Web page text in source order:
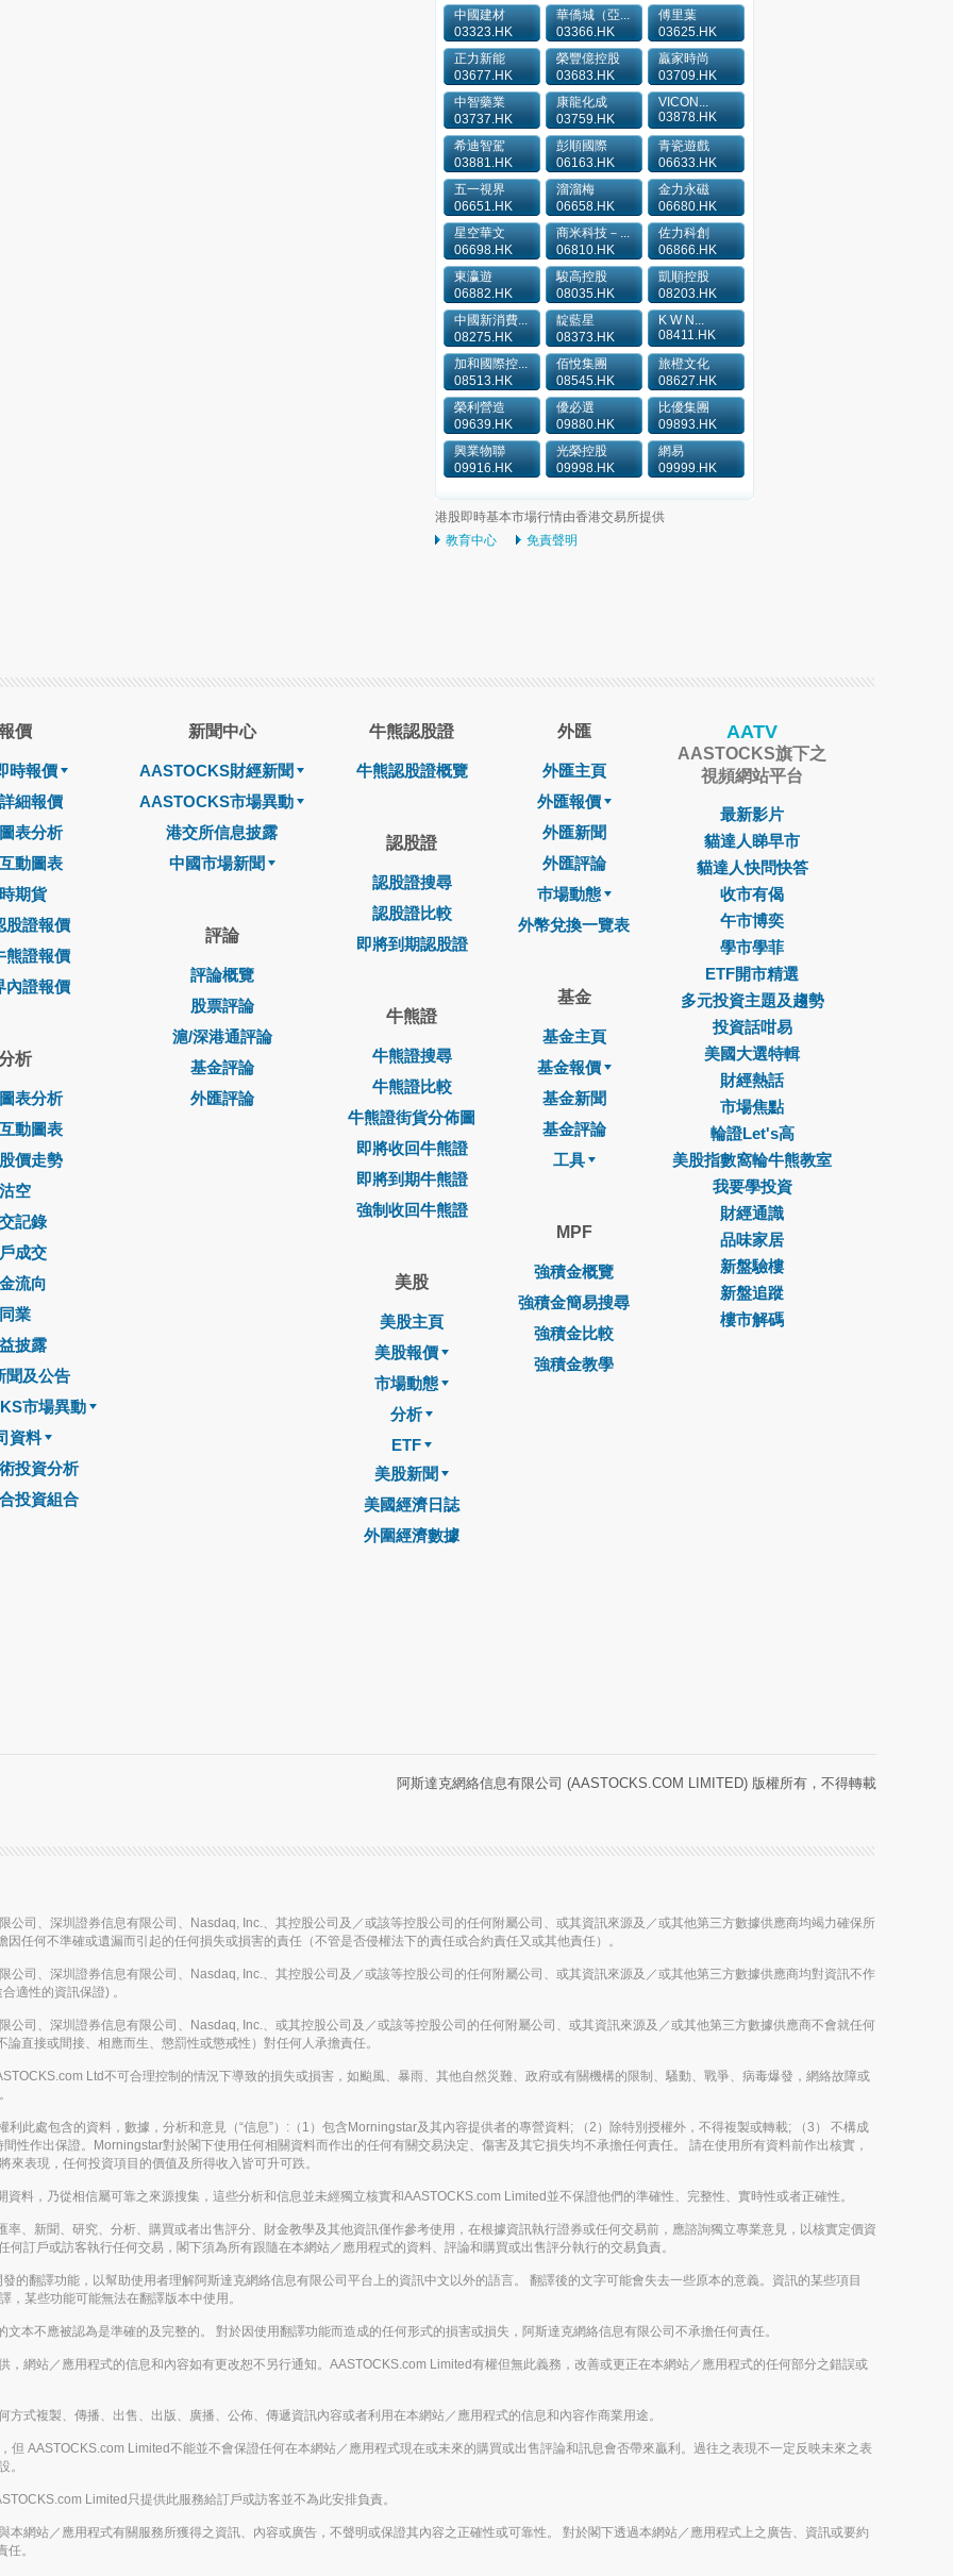
中國建材
03323.HK
華僑城（亞...
03366.HK
傅里葉
03625.HK
正力新能
03677.HK
榮豐億控股
03683.HK
贏家時尚
03709.HK
中智藥業
03737.HK
康龍化成
03759.HK
VICON...
03878.HK
希迪智駕
03881.HK
彭順國際
06163.HK
青瓷遊戲
06633.HK
五一視界
06651.HK
溜溜梅
06658.HK
金力永磁
06680.HK
星空華文
06698.HK
商米科技－...
06810.HK
佐力科創
06866.HK
東瀛遊
06882.HK
駿高控股
08035.HK
凱順控股
08203.HK
中國新消費...
08275.HK
靛藍星
08373.HK
K W N...
08411.HK
加和國際控...
08513.HK
佰悅集團
08545.HK
旅橙文化
08627.HK
榮利營造
09639.HK
優必選
09880.HK
比優集團
09893.HK
興業物聯
09916.HK
光榮控股
09998.HK
網易
09999.HK
港股即時基本市場行情由香港交易所提供
教育中心
免責聲明
價
時報價
細報價
表分析
動圖表
期貨
股證報價
熊證報價
內證報價
析
表分析
動圖表
價走勢
空
記錄
成交
流向
業
披露
聞及公告
市場異動
資料
投資分析
投資組合
新聞中心
AASTOCKS財經新聞
AASTOCKS市場異動
港交所信息披露
中國市場新聞
評論
評論概覽
股票評論
滬/深港通評論
基金評論
外匯評論
牛熊認股證
牛熊認股證概覽
認股證
認股證搜尋
認股證比較
即將到期認股證
牛熊證
牛熊證搜尋
牛熊證比較
牛熊證街貨分佈圖
即將收回牛熊證
即將到期牛熊證
強制收回牛熊證
美股
美股主頁
美股報價
市場動態
分析
ETF
美股新聞
美國經濟日誌
外圍經濟數據
外匯
外匯主頁
外匯報價
外匯新聞
外匯評論
巿場動態
外幣兌換一覽表
基金
基金主頁
基金報價
基金新聞
基金評論
工具
MPF
強積金概覽
強積金簡易搜尋
強積金比較
強積金教學
AATV
AASTOCKS旗下之
視頻網站平台
最新影片
貓達人睇早市
貓達人快問快答
收市有偈
午市博奕
學市學菲
ETF開市精選
多元投資主題及趨勢
投資話咁易
美國大選特輯
財經熱話
市場焦點
輪證Let's高
美股指數窩輪牛熊教室
我要學投資
財經通識
品味家居
新盤驗樓
新盤追蹤
樓市解碼
阿斯達克網絡信息有限公司 (AASTOCKS.COM LIMITED) 版權所有，不得轉載
司、深圳證券信息有限公司、Nasdaq, Inc.、其控股公司及／或該等控股公司的任何附屬公司、或其資訊來源及／或其他第三方數據供應商均竭力確保所
任何不準確或遺漏而引起的任何損失或損害的責任（不管是否侵權法下的責任或合約責任又或其他責任）。
司、深圳證券信息有限公司、Nasdaq, Inc.、其控股公司及／或該等控股公司的任何附屬公司、或其資訊來源及／或其他第三方數據供應商均對資訊不作
適性的資訊保證) 。
司、深圳證券信息有限公司、Nasdaq, Inc.、或其控股公司及／或該等控股公司的任何附屬公司、或其資訊來源及／或其他第三方數據供應商不會就任何
直接或間接、相應而生、懲罰性或懲戒性）對任何人承擔責任。
Ltd不可合理控制的情況下導致的損失或損害，如颱風、暴雨、其他自然災難、政府或有關機構的限制、騷動、戰爭、病毒爆發，網絡故障或
此處包含的資料，數據，分析和意見（“信息”）:（1）包含Morningstar及其內容提供者的專營資料; （2）除特別授權外，不得複製或轉載; （3） 不構成
性作出保證。Morningstar對於閣下使用任何相關資料而作出的任何有關交易決定、傷害及其它損失均不承擔任何責任。 請在使用所有資料前作出核實，
表現，任何投資項目的價值及所得收入皆可升可跌。
料，乃從相信屬可靠之來源搜集，這些分析和信息並未經獨立核實和AASTOCKS.com Limited並不保證他們的準確性、完整性、實時性或者正確性。
、新聞、研究、分析、購買或者出售評分、財金教學及其他資訊僅作參考使用，在根據資訊執行證券或任何交易前，應諮詢獨立專業意見，以核實定價資
訂戶或訪客執行任何交易，閣下須為所有跟隨在本網站／應用程式的資料、評論和購買或出售評分執行的交易負責。
的翻譯功能，以幫助使用者理解阿斯達克網絡信息有限公司平台上的資訊中文以外的語言。 翻譯後的文字可能會失去一些原本的意義。資訊的某些項目
某些功能可能無法在翻譯版本中使用。
本不應被認為是準確的及完整的。 對於因使用翻譯功能而造成的任何形式的損害或損失，阿斯達克網絡信息有限公司不承擔任何責任。
網站／應用程式的信息和內容如有更改恕不另行通知。AASTOCKS.com Limited有權但無此義務，改善或更正在本網站／應用程式的任何部分之錯誤或
式複製、傳播、出售、出版、廣播、公佈、傳遞資訊內容或者利用在本網站／應用程式的信息和內容作商業用途。
AASTOCKS.com Limited不能並不會保證任何在本網站／應用程式現在或未來的購買或出售評論和訊息會否帶來贏利。過往之表現不一定反映未來之表
。
Limited只提供此服務給訂戶或訪客並不為此安排負責。
網站／應用程式有關服務所獲得之資訊、內容或廣告，不聲明或保證其內容之正確性或可靠性。 對於閣下透過本網站／應用程式上之廣告、資訊或要約
。